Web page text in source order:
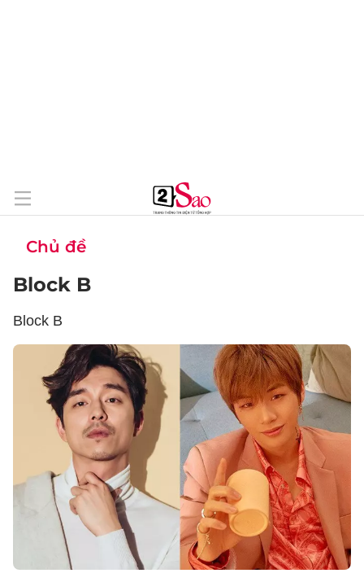
Chủ đề
Block B
Block B